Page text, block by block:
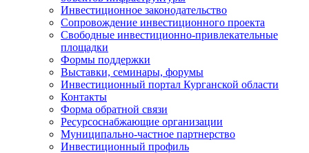
Инвестиционное законодательство
Сопровождение инвестиционного проекта
Свободные инвестиционно-привлекательные
площадки
Формы поддержки
Выставки, семинары, форумы
Инвестиционный портал Курганской области
Контакты
Форма обратной связи
Ресурсоснабжающие организации
Муниципально-частное партнерство
Инвестиционный профиль